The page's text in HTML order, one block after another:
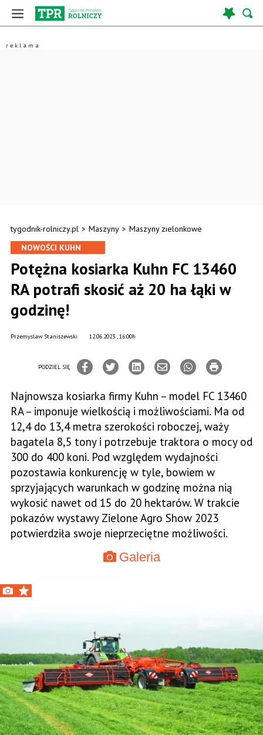
tygodnik-rolniczy.pl > Maszyny > Maszyny zielonkowe
NOWOŚCI KUHN
Potężna kosiarka Kuhn FC 13460
RA potrafi skosić aż 20 ha łąki w
godzinę!
12.06.2023., 16:00h
Przemyslaw Staniszewski
PODZIEL SIĘ
Najnowsza kosiarka firmy Kuhn – model FC 13460
RA – imponuje wielkością i możliwościami. Ma od
12,4 do 13,4 metra szerokości roboczej, waży
bagatela 8,5 tony i potrzebuje traktora o mocy od
300 do 400 koni. Pod względem wydajności
pozostawia konkurencję w tyle, bowiem w
sprzyjających warunkach w godzinę można nią
wykosić nawet od 15 do 20 hektarów. W trakcie
pokazów wystawy Zielone Agro Show 2023
potwierdziła swoje nieprzeciętne możliwości.
Galeria